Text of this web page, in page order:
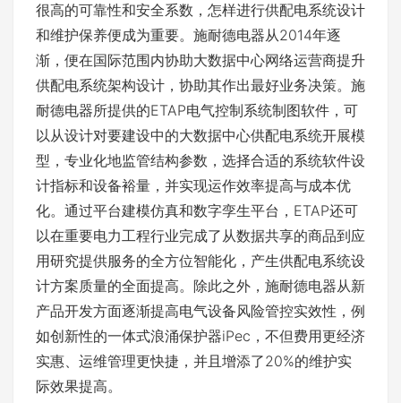
很高的可靠性和安全系数，怎样进行供配电系统设计
和维护保养便成为重要。施耐德电器从2014年逐
渐，便在国际范围内协助大数据中心网络运营商提升
供配电系统架构设计，协助其作出最好业务决策。施
耐德电器所提供的ETAP电气控制系统制图软件，可
以从设计对要建设中的大数据中心供配电系统开展模
型，专业化地监管结构参数，选择合适的系统软件设
计指标和设备裕量，并实现运作效率提高与成本优
化。通过平台建模仿真和数字孪生平台，ETAP还可
以在重要电力工程行业完成了从数据共享的商品到应
用研究提供服务的全方位智能化，产生供配电系统设
计方案质量的全面提高。除此之外，施耐德电器从新
产品开发方面逐渐提高电气设备风险管控实效性，例
如创新性的一体式浪涌保护器iPec，不但费用更经济
实惠、运维管理更快捷，并且增添了20%的维护实
际效果提高。